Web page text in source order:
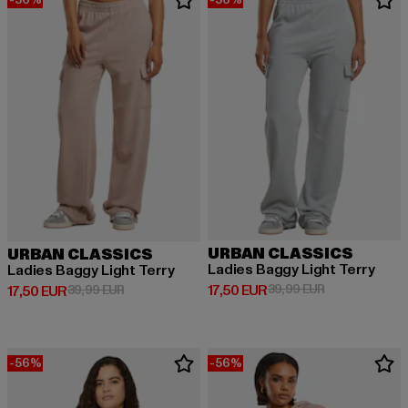
URBAN CLASSICS
Ladies Baggy Light Terry
17,50 EUR
Derzeitiger Preis: 17,50 EUR
39,99 EURAktionspreis: 39,99 EUR
URBAN CLASSICS
Ladies Baggy Light Terry
17,50 EUR
Derzeitiger Preis: 17,50 EUR
39,99 EURAktionspreis:
-56% -56%